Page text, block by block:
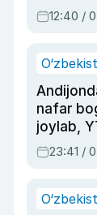
olmay
12:40 /
nafar
joylab,
ayolga
23:41 /